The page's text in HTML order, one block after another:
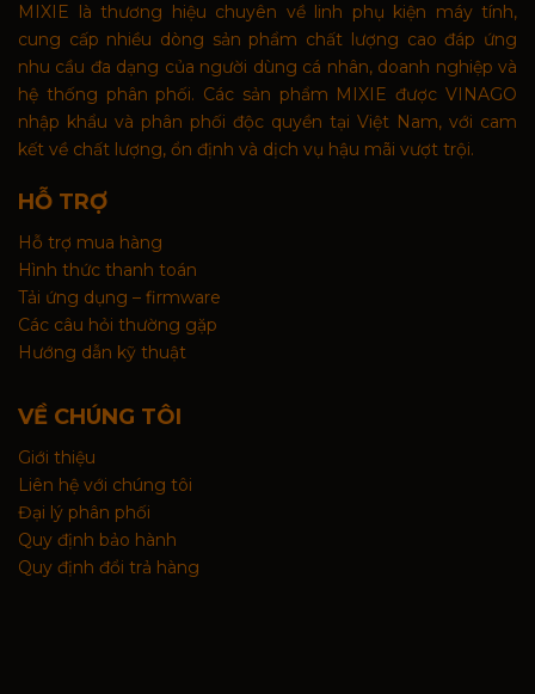
MIXIE là thương hiệu chuyên về linh phụ kiện máy tính,
cung cấp nhiều dòng sản phẩm chất lượng cao đáp ứng
nhu cầu đa dạng của người dùng cá nhân, doanh nghiệp và
hệ thống phân phối. Các sản phẩm MIXIE được VINAGO
nhập khẩu và phân phối độc quyền tại Việt Nam, với cam
kết về chất lượng, ổn định và dịch vụ hậu mãi vượt trội.
HỖ TRỢ
Hỗ trợ mua hàng
Hình thức thanh toán
Tải ứng dụng – firmware
Các câu hỏi thường gặp
Hướng dẫn kỹ thuật
VỀ CHÚNG TÔI
Giới thiệu
Liên hệ với chúng tôi
Đại lý phân phối
Quy định bảo hành
Quy định đổi trả hàng